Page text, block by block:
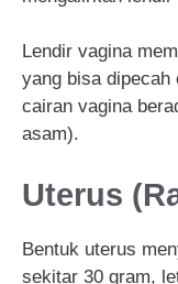
Lendir vagina
yang bisa dipecah
cairan vagina
asam).
Uterus
Bentuk uterus
sekitar 30 gram,